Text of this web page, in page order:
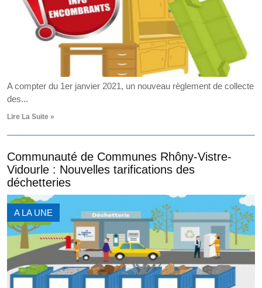
A compter du 1er janvier 2021, un nouveau règlement de collecte
des...
Lire La Suite »
Communauté de Communes Rhôny-Vistre-
Vidourle : Nouvelles tarifications des
déchetteries
A LA UNE